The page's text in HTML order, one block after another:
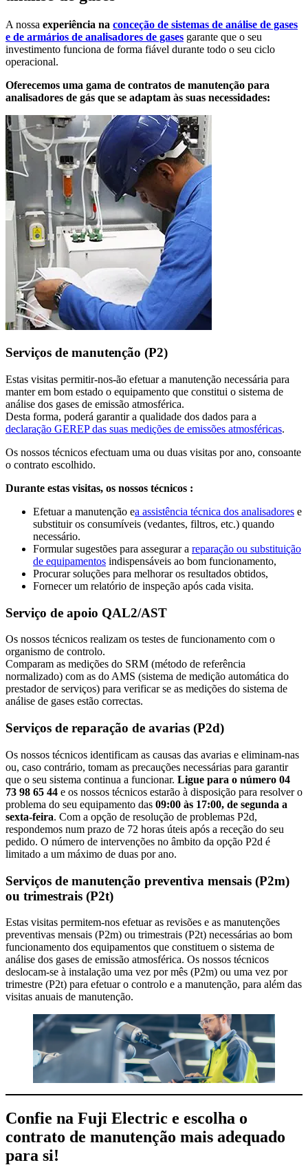
A nossa experiência na conceção de sistemas de análise de gases
e de armários de analisadores de gases garante que o seu
investimento funciona de forma fiável durante todo o seu ciclo
operacional.
Oferecemos uma gama de contratos de manutenção para
analisadores de gás que se adaptam às suas necessidades:
Serviços de manutenção (P2)
Estas visitas permitir-nos-ão efetuar a manutenção necessária para
manter em bom estado o equipamento que constitui o sistema de
análise dos gases de emissão atmosférica.
Desta forma, poderá garantir a qualidade dos dados para a
declaração GEREP das suas medições de emissões atmosféricas.
Os nossos técnicos efectuam uma ou duas visitas por ano, consoante
o contrato escolhido.
Durante estas visitas, os nossos técnicos :
Efetuar a manutenção ea assistência técnica dos analisadores e
substituir os consumíveis (vedantes, filtros, etc.) quando
necessário.
Formular sugestões para assegurar a reparação ou substituição
de equipamentos indispensáveis ao bom funcionamento,
Procurar soluções para melhorar os resultados obtidos,
Fornecer um relatório de inspeção após cada visita.
Serviço de apoio QAL2/AST
Os nossos técnicos realizam os testes de funcionamento com o
organismo de controlo.
Comparam as medições do SRM (método de referência
normalizado) com as do AMS (sistema de medição automática do
prestador de serviços) para verificar se as medições do sistema de
análise de gases estão correctas.
Serviços de reparação de avarias (P2d)
Os nossos técnicos identificam as causas das avarias e eliminam-nas
ou, caso contrário, tomam as precauções necessárias para garantir
que o seu sistema continua a funcionar. Ligue para o número 04
73 98 65 44 e os nossos técnicos estarão à disposição para resolver o
problema do seu equipamento das 09:00 às 17:00, de segunda a
sexta-feira. Com a opção de resolução de problemas P2d,
respondemos num prazo de 72 horas úteis após a receção do seu
pedido. O número de intervenções no âmbito da opção P2d é
limitado a um máximo de duas por ano.
Serviços de manutenção preventiva mensais (P2m)
ou trimestrais (P2t)
Estas visitas permitem-nos efetuar as revisões e as manutenções
preventivas mensais (P2m) ou trimestrais (P2t) necessárias ao bom
funcionamento dos equipamentos que constituem o sistema de
análise dos gases de emissão atmosférica. Os nossos técnicos
deslocam-se à instalação uma vez por mês (P2m) ou uma vez por
trimestre (P2t) para efetuar o controlo e a manutenção, para além das
visitas anuais de manutenção.
Confie na Fuji Electric e escolha o
contrato de manutenção mais adequado
para si!